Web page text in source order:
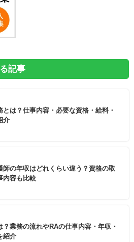
記事
とは？仕事内容・必要な資格・給料・
介
師の年収はどれくらい違う？資格の取
内容も比較
？業務の流れやRAの仕事内容・年収・
紹介